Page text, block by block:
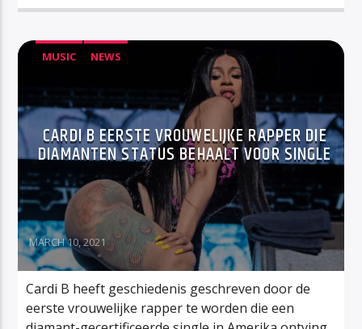
MUSIC NEWS
CARDI B EERSTE VROUWELIJKE RAPPER DIE
DIAMANTEN STATUS BEHAALT VOOR SINGLE
MARCH 10, 2021
Cardi B heeft geschiedenis geschreven door de
eerste vrouwelijke rapper te worden die een